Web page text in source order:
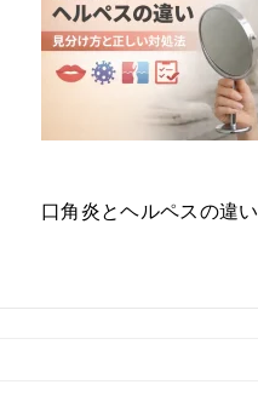
口角炎とヘルペスの違い